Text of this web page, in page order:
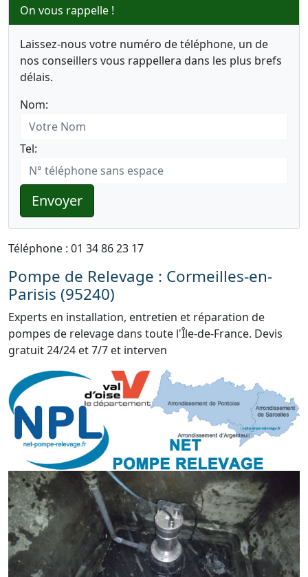
On vous rappelle !
Laissez-nous votre numéro de téléphone, un de
nos conseillers vous rappellera dans les plus brefs
délais.
Nom:
Tel:
Envoyer
Téléphone : 01 34 86 23 17
Pompe de Relevage : Cormeilles-en-
Parisis (95240)
Experts en installation, entretien et réparation de
pompes de relevage dans toute l'Île-de-France. Devis
gratuit 24/24 et 7/7 et interven